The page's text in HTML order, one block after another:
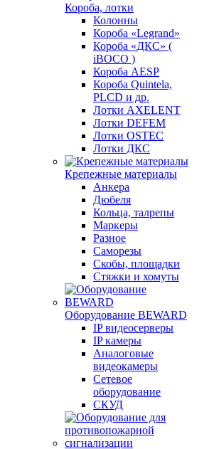
Короба, лотки
Колонны
Короба «Legrand»
Короба «ДКС» (
iBOCO )
Короба AESP
Короба Quintela,
PLCD и др.
Лотки AXELENT
Лотки DEFEM
Лотки OSTEC
Лотки ДКС
Крепежные материалы
Анкера
Дюбеля
Кольца, талрепы
Маркеры
Разное
Саморезы
Скобы, площадки
Стяжки и хомуты
Оборудование BEWARD
IP видеосерверы
IP камеры
Аналоговые
видеокамеры
Сетевое
оборудование
СКУД